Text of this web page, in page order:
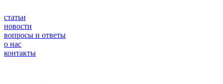
статьи
новости
вопросы и ответы
о нас
контакты